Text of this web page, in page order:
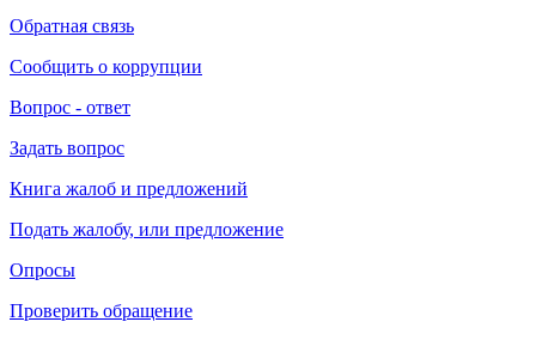
Обратная связь
Сообщить о коррупции
Вопрос - ответ
Задать вопрос
Книга жалоб и предложений
Подать жалобу, или предложение
Опросы
Проверить обращение